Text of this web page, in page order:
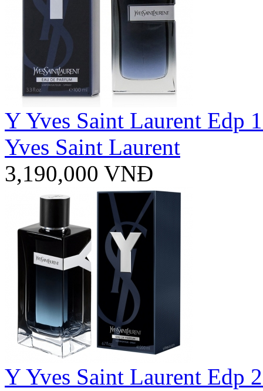
Y Yves Saint Laurent Edp
Yves Saint Laurent
3,190,000 VNĐ
Y Yves Saint Laurent Edp